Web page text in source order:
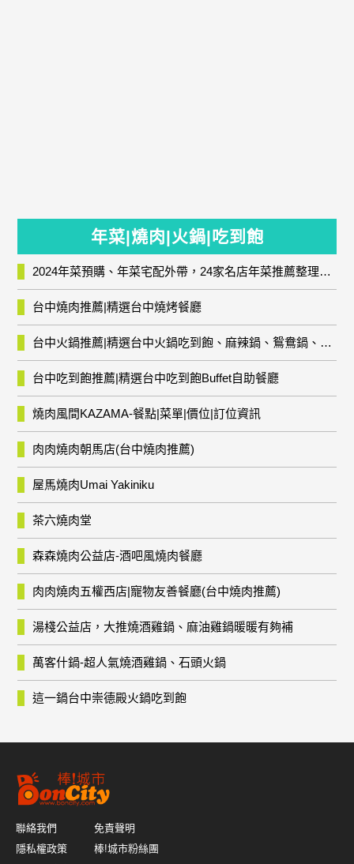
年菜|燒肉|火鍋|吃到飽
2024年菜預購、年菜宅配外帶，24家名店年菜推薦整理，圍爐輕鬆上菜團圓趣
台中燒肉推薦|精選台中燒烤餐廳
台中火鍋推薦|精選台中火鍋吃到飽、麻辣鍋、鴛鴦鍋、石頭火鍋、酸菜白肉鍋、海鮮鍋、燒酒雞、麻油雞、壽喜燒等熱門人氣火鍋店!
台中吃到飽推薦|精選台中吃到飽Buffet自助餐廳
燒肉風間KAZAMA-餐點|菜單|價位|訂位資訊
肉肉燒肉朝馬店(台中燒肉推薦)
屋馬燒肉Umai Yakiniku
茶六燒肉堂
森森燒肉公益店-酒吧風燒肉餐廳
肉肉燒肉五權西店|寵物友善餐廳(台中燒肉推薦)
湯棧公益店，大推燒酒雞鍋、麻油雞鍋暖暖有夠補
萬客什鍋-超人氣燒酒雞鍋、石頭火鍋
這一鍋台中崇德殿火鍋吃到飽
聯絡我們
免責聲明
隱私權政策
棒!城市粉絲團